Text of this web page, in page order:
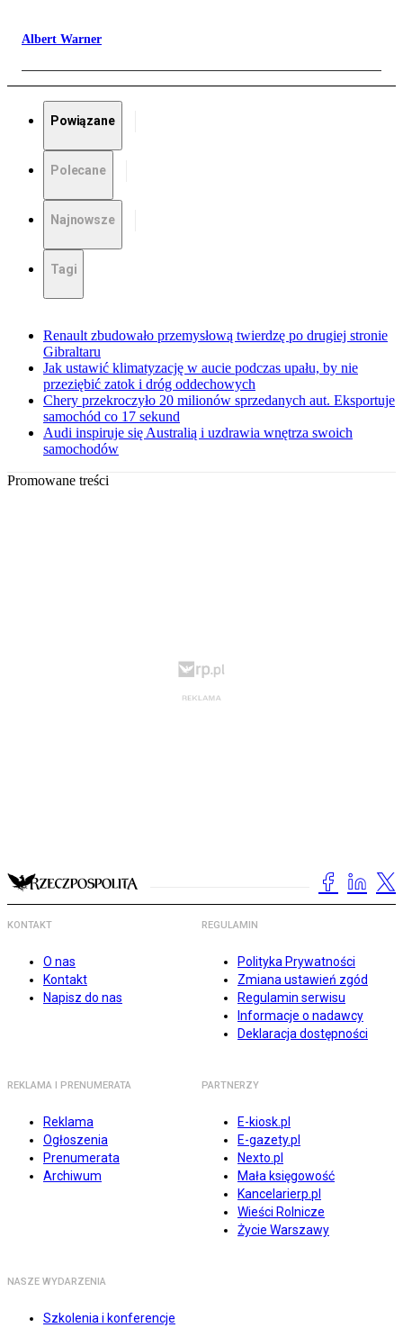
Albert Warner
Powiązane
Polecane
Najnowsze
Tagi
Renault zbudowało przemysłową twierdzę po drugiej stronie
Gibraltaru
Jak ustawić klimatyzację w aucie podczas upału, by nie
przeziębić zatok i dróg oddechowych
Chery przekroczyło 20 milionów sprzedanych aut. Eksportuje
samochód co 17 sekund
Audi inspiruje się Australią i uzdrawia wnętrza swoich
samochodów
Promowane treści
KONTAKT
O nas
Kontakt
Napisz do nas
REGULAMIN
Polityka Prywatności
Zmiana ustawień zgód
Regulamin serwisu
Informacje o nadawcy
Deklaracja dostępności
REKLAMA I PRENUMERATA
Reklama
Ogłoszenia
Prenumerata
Archiwum
PARTNERZY
E-kiosk.pl
E-gazety.pl
Nexto.pl
Mała księgowość
Kancelarierp.pl
Wieści Rolnicze
Życie Warszawy
NASZE WYDARZENIA
Szkolenia i konferencje